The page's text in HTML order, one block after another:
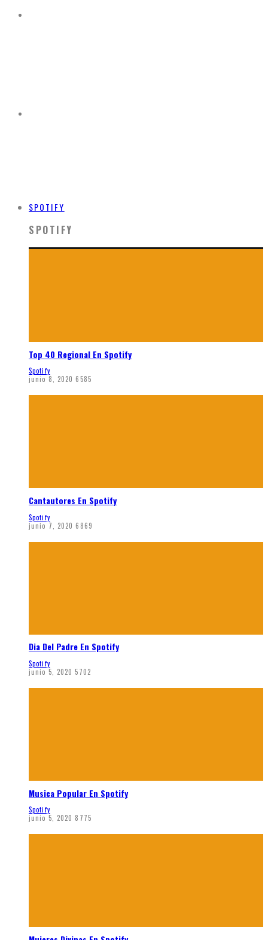
SPOTIFY
SPOTIFY
Top 40 Regional En Spotify
Spotify
junio 8, 2020 6585
Cantautores En Spotify
Spotify
junio 7, 2020 6869
Dia Del Padre En Spotify
Spotify
junio 5, 2020 5702
Musica Popular En Spotify
Spotify
junio 5, 2020 8775